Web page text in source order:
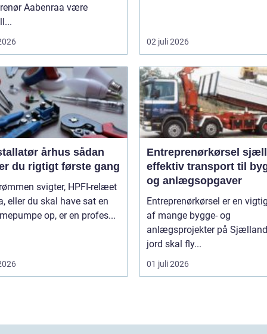
Aabenraa være
02 juli 2026
århus sådan
du rigtigt første gang
svigter, HPFI-relæet
eller du skal have sat en
op, er en profes...
Entreprenørkørsel
effektiv transport til
og anlægsopgaver
Entreprenørkørsel er en
af mange bygge- og
anlægsprojekter på
jord skal fly...
01 juli 2026